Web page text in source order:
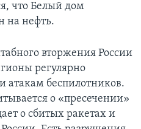
что Белый дом
на нефть.
вторжения России
регулярно
атакам беспилотников.
о «пресечении»
о сбитых ракетах и